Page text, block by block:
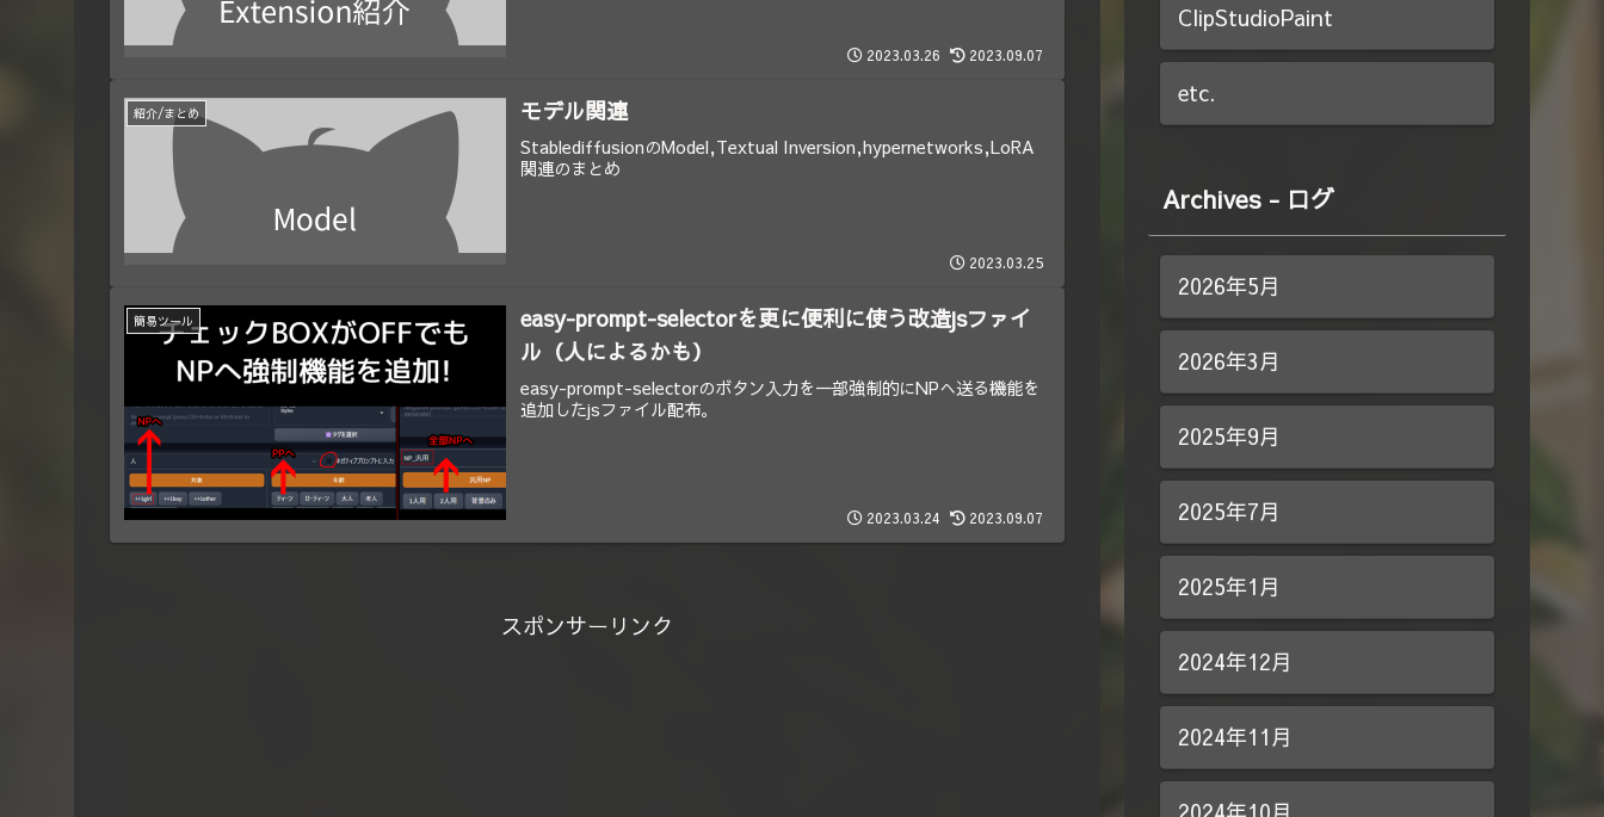
2023.03.26 2023.09.07
紹介/まとめ モデル関連
StablediffusionのModel,Textual Inversion,hypernetworks,LoRA
関連のまとめ
2023.03.25
簡易ツール
easy-prompt-selectorを更に便利に使う改造jsファイ
ル（人によるかも）
easy-prompt-selectorのボタン入力を一部強制的にNPへ送る機能を
追加したjsファイル配布。
2023.03.24 2023.09.07
スポンサーリンク
ClipStudioPaint
etc.
Archives - ログ
2026年5月
2026年3月
2025年9月
2025年7月
2025年1月
2024年12月
2024年11月